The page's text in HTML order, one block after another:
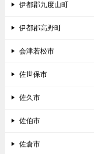
伊都郡九度山町
伊都郡高野町
会津若松市
佐世保市
佐久市
佐伯市
佐倉市